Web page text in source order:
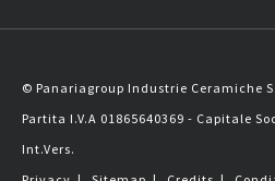
© Panariagroup Industrie Ceramiche
Partita I.V.A 01865640369 - Capitale
Int.Vers.